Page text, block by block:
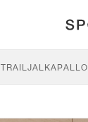
TRAILJALKAPALLO